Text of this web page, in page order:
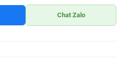
Chat Zalo